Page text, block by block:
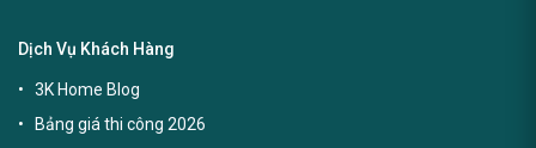
Dịch Vụ Khách Hàng
3K Home Blog
Bảng giá thi công 2026